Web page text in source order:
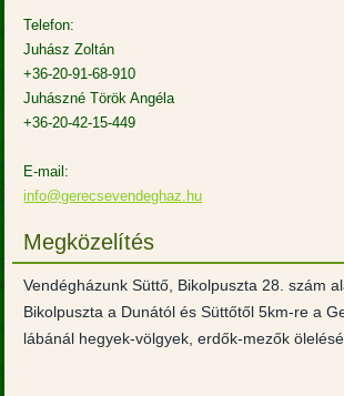
Telefon:
Juhász Zoltán
+36-20-91-68-910
Juhászné Török Angéla
+36-20-42-15-449
E-mail:
info@gerecsevendeghaz.hu
Megközelítés
Vendégházunk Süttő, Bikolpuszta 28. szám
Bikolpuszta a Dunától és Süttőtől 5km-re a
lábánál hegyek-völgyek, erdők-mezők